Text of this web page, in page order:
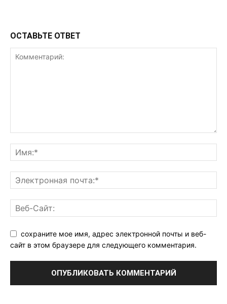
ОСТАВЬТЕ ОТВЕТ
сохраните мое имя, адрес электронной почты и веб-
сайт в этом браузере для следующего комментария.